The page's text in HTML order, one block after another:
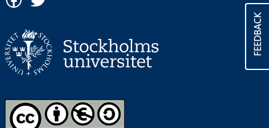
FEEDBACK